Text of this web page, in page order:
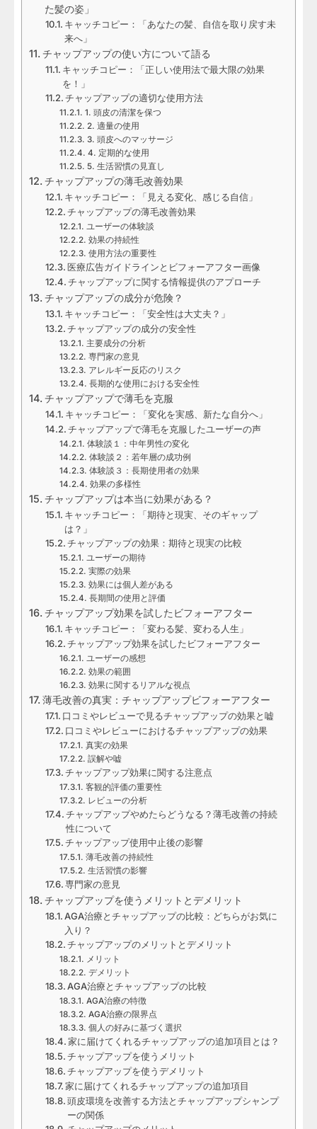
た髪の姿」
キャッチコピー：「あなたの髪、自信を取り戻す未
来へ」
チャップアップの使い方について語る
キャッチコピー：「正しい使用法で最大限の効果
を！」
チャップアップの適切な使用方法
1. 頭皮の清潔を保つ
2. 適量の使用
3. 頭皮へのマッサージ
4. 定期的な使用
5. 生活習慣の見直し
チャップアップの薄毛改善効果
キャッチコピー：「見える変化、感じる自信」
チャップアップの薄毛改善効果
ユーザーの体験談
効果の持続性
使用方法の重要性
医療広告ガイドラインとビフォーアフター画像
チャップアップに関する情報提供のアプローチ
チャップアップの成分が危険？
キャッチコピー：「安全性は大丈夫？」
チャップアップの成分の安全性
主要成分の分析
専門家の意見
アレルギー反応のリスク
長期的な使用における安全性
チャップアップで薄毛を克服
キャッチコピー：「変化を実感、新たな自分へ」
チャップアップで薄毛を克服したユーザーの声
体験談１：中年男性の変化
体験談２：若年層の成功例
体験談３：長期使用者の効果
効果の多様性
チャップアップは本当に効果がある？
キャッチコピー：「期待と現実、そのギャップ
は？」
チャップアップの効果：期待と現実の比較
ユーザーの期待
実際の効果
効果には個人差がある
長期間の使用と評価
チャップアップ効果を試したビフォーアフター
キャッチコピー：「変わる髪、変わる人生」
チャップアップ効果を試したビフォーアフター
ユーザーの感想
効果の範囲
効果に関するリアルな視点
薄毛改善の真実：チャップアップビフォーアフター
口コミやレビューで見るチャップアップの効果と嘘
口コミやレビューにおけるチャップアップの効果
真実の効果
誤解や嘘
チャップアップ効果に関する注意点
客観的評価の重要性
レビューの分析
チャップアップやめたらどうなる？薄毛改善の持続
性について
チャップアップ使用中止後の影響
薄毛改善の持続性
生活習慣の影響
専門家の意見
チャップアップを使うメリットとデメリット
AGA治療とチャップアップの比較：どちらがお気に
入り？
チャップアップのメリットとデメリット
メリット
デメリット
AGA治療とチャップアップの比較
AGA治療の特徴
AGA治療の限界点
個人の好みに基づく選択
家に届けてくれるチャップアップの追加項目とは？
チャップアップを使うメリット
チャップアップを使うデメリット
家に届けてくれるチャップアップの追加項目
頭皮環境を改善する方法とチャップアップシャンプ
ーの関係